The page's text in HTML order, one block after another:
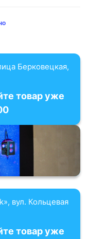
Берковецкая,
товар уже
вул. Кольцевая
товар уже